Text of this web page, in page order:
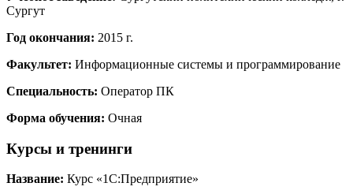
Сургут
Год окончания: 2015 г.
Факультет: Информационные системы и программирование
Специальность: Оператор ПК
Форма обучения: Очная
Курсы и тренинги
Название: Курс «1С:Предприятие»